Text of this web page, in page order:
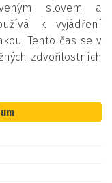
slovem a
k vyjádření
Tento čas se v
zdvořilostních